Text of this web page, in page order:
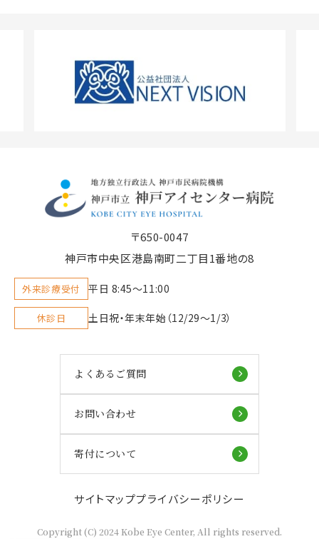
〒650-0047
神戸市中央区港島南町二丁目1番地の8
外来診療受付 平日 8:45〜11:00
休診日 土日祝・年末年始（12/29～1/3）
よくあるご質問
お問い合わせ
寄付について
サイトマッププライバシーポリシー
Copyright (C) 2024 Kobe Eye Center, All rights reserved.